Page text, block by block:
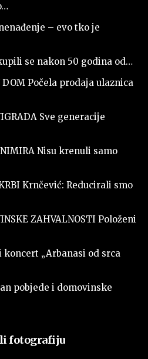
– evo tko je
se nakon 50 godina od…
DOM Počela prodaja ulaznica
Sve generacije
Nisu krenuli samo
Krnčević: Reducirali smo
ZAHVALNOSTI Položeni
koncert „Arbanasi od srca
pobjede i domovinske
fotografiju